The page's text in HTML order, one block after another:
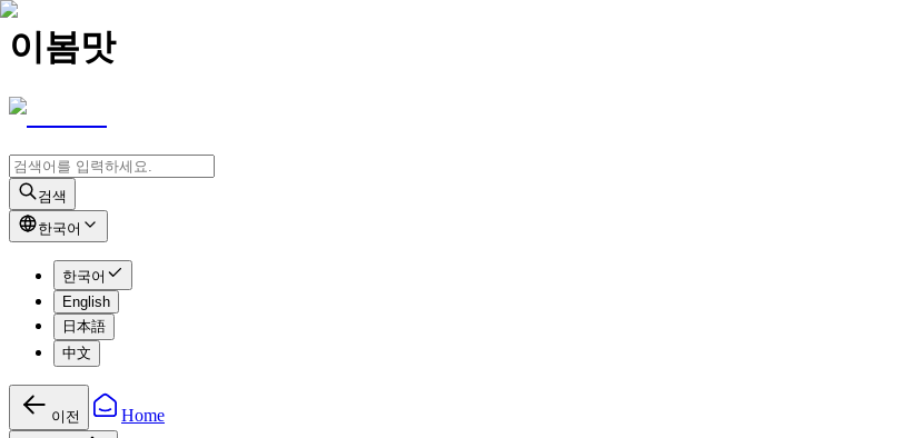
이봄맛
검색
한국어
한국어
English
日本語
中文
이전 Home